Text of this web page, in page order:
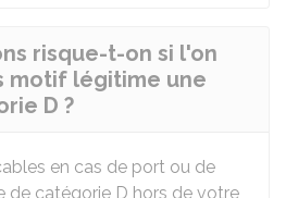
risque-t-on si l'on
motif légitime une
D ?
en cas de port ou de
de catégorie D hors de votre